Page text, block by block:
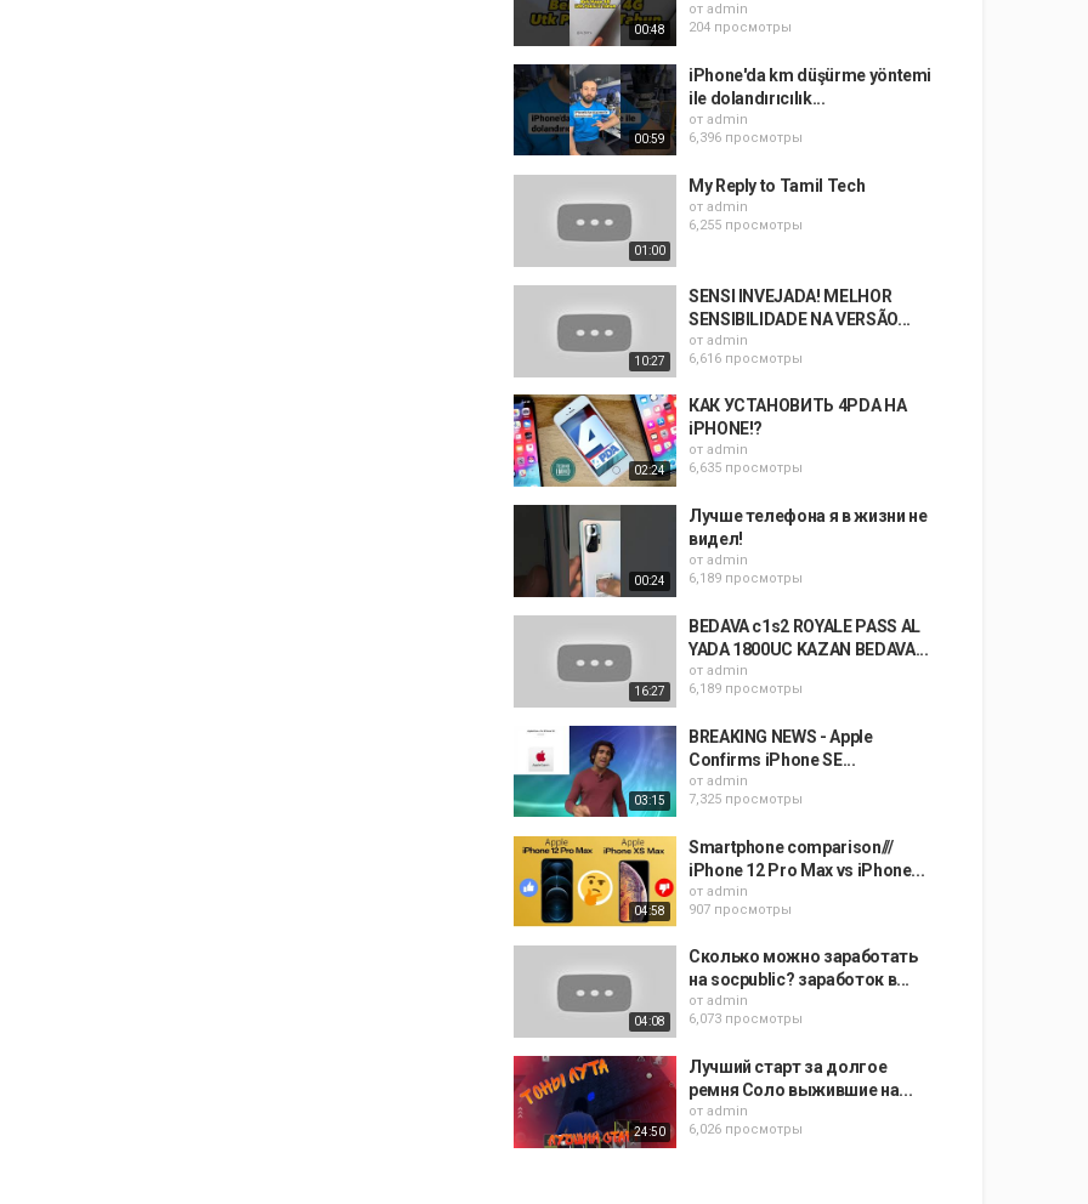
00:48
от admin
204 просмотры
00:59
iPhone'da km düşürme yöntemi
ile dolandırıcılık...
от admin
6,396 просмотры
01:00
My Reply to Tamil Tech
от admin
6,255 просмотры
10:27
SENSI INVEJADA! MELHOR
SENSIBILIDADE NA VERSÃO...
от admin
6,616 просмотры
02:24
КАК УСТАНОВИТЬ 4PDA НА
iPHONE!?
от admin
6,635 просмотры
00:24
Лучше телефона я в жизни не
видел!
от admin
6,189 просмотры
16:27
BEDAVA c1s2 ROYALE PASS AL
YADA 1800UC KAZAN BEDAVA...
от admin
6,189 просмотры
03:15
BREAKING NEWS - Apple
Confirms iPhone SE...
от admin
7,325 просмотры
04:58
Smartphone comparison///
iPhone 12 Pro Max vs iPhone...
от admin
907 просмотры
04:08
Сколько можно заработать
на socpublic? заработок в...
от admin
6,073 просмотры
24:50
Лучший старт за долгое
ремня Соло выжившие на...
от admin
6,026 просмотры